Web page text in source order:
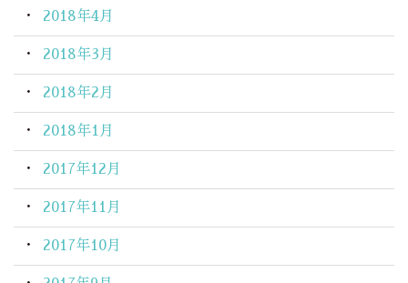
2018年4月
2018年3月
2018年2月
2018年1月
2017年12月
2017年11月
2017年10月